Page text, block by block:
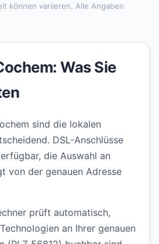
können variieren. Alle Angaben
Was Sie
sind die lokalen
DSL-Anschlüsse
die Auswahl an
von der genauen Adresse
prüft automatisch,
an Ihrer genauen